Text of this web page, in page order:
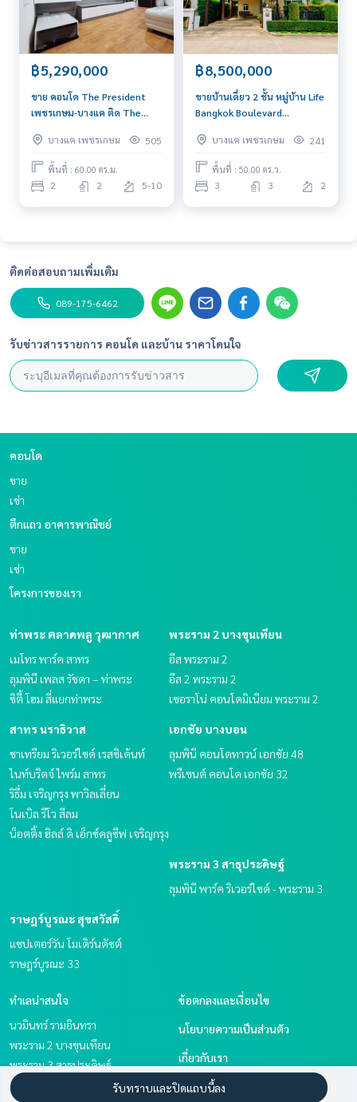
Blue Connect Property (Property Resales & Leasing)
M:089-175-6462 | E:
BlueConnectProperty@gmail.com
Website : www.BlueConnectGroup.com
Facebook FanPage: @BlueConnectProperty
Line ID: @BlueConnect
฿5,290,000
ขาย คอนโด The President
เพชรเกษม-บางแค ติด The
60 ตร.ม. วิวสระว่ายน้ำ ทิศ
เหนือ.
บางแค เพชรเกษม 505
พื้นที่ : 60.00 ตร.ม.
2 2 5-10
฿8,500,000
ขายบ้านเดี่ยว 2 ชั้น หมู่บ้าน Life
Bangkok Boulevard
50.70 ตารางวา ทำเลดี ใกล้เมือง
บางแค เพชรเกษม 241
พื้นที่ : 50.00 ตร.ว.
3 3 2
ติดต่อสอบถามเพิ่มเติม
089-175-6462
รับข่าวสารรายการ คอนโด และบ้าน ราคาโดนใจ
คอนโด
ขาย
เช่า
ตึกแถว อาคารพาณิชย์
ขาย
เช่า
โครงการของเรา
ท่าพระ ตลาดพลู วุฒากาศ
เมโทร พาร์ค สาทร
ลุมพินี เพลส รัชดา – ท่าพระ
ซิตี้ โฮม สี่แยกท่าพระ
พระราม 2 บางขุนเทียน
อีส พระราม 2
อีส 2 พระราม 2
เซอราโน่ คอนโดมิเนียม พระราม 2
สาทร นราธิวาส
ชาเทรียม ริเวอร์ไซด์ เรสซิเด้นท์
ไนท์บริดจ์ ไพร์ม สาทร
ริธึ่ม เจริญกรุง พาวิลเลี่ยน
โนเบิล รีโว สีลม
น็อตติ้ง ฮิลล์ ดิ เอ็กซ์คลูซีฟ เจริญกรุง
เอกชัย บางบอน
ลุมพินี คอนโดทาวน์ เอกชัย 48
พรีเซนต์ คอนโด เอกชัย 32
พระราม 3 สาธุประดิษฐ์
ลุมพินี พาร์ค ริเวอร์ไซด์ - พระราม 3
ราษฎร์บูรณะ สุขสวัสดิ์
แชปเตอร์วัน โมเดิร์นดัชต์
ราษฎร์บูรณะ 33
ทำเลน่าสนใจ
นวมินทร์ รามอินทรา
พระราม 2 บางขุนเทียน
พระราม 3 สาธุประดิษฐ์
ราษฎร์บูรณะ สุขสวัสดิ์
ข้อตกลงและเงื่อนไข
นโยบายความเป็นส่วนตัว
เกี่ยวกับเรา
วิธีการฝากขาย-เช่า
รับทราบและปิดแถบนี้ลง